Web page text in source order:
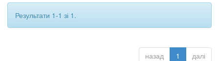
Результати 1-1 зі 1.
назад 1 далі